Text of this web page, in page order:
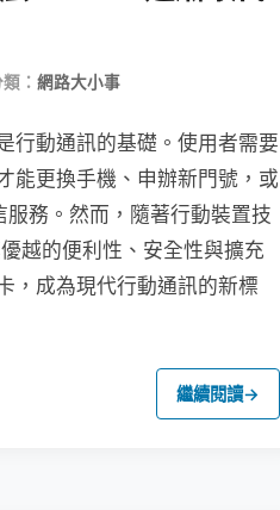
： 網路大小事
行動通訊的基礎。使用者需要
能更換手機、申辦新門號，或
務。然而，隨著行動裝置技
越的便利性、安全性與擴充
，成為現代行動通訊的新標
繼續閱讀→